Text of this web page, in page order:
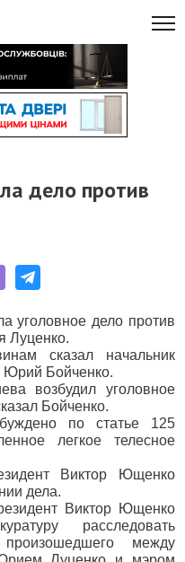
дело против
уголовное дело против
Луценко.
сказал начальник
Юрий Бойченко.
возбудил уголовное
Бойченко.
по статье 125
легкое телесное
Виктор Ющенко
дела.
Виктор Ющенко
расследовать
произошедшего между